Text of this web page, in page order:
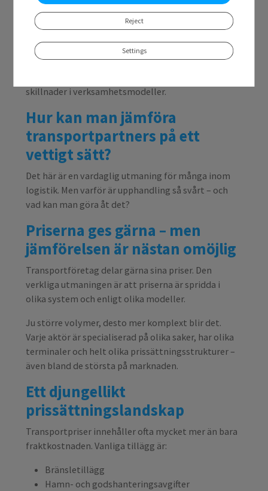
flera offerter för samma tjänst, men i olika format.
Det är inte så konstigt – varje transportföretag har
skillnader i verksamhetsmodeller.
Hur kan man jämföra
transportpartners på ett
vettigt sätt?
Det här är en vardaglig utmaning för många inom
logistik. Men varför är upphandling så svårt – och
vad kan man göra åt det?
Priserna ges gärna – men
jämförelsen är nästan omöjlig
Transportföretag delar gärna sina priser. Den
verkliga utmaningen är att priserna är spridda i
olika system och enligt olika modeller.
Ju större volymer, desto mer komplext blir det.
Varje aktör är specialiserad på olika saker, har olika
terminaler och helt olika prissättningsstrukturer –
även bland de största på marknaden.
Ett djungellikt
prissättningslandskap
Transportpriser innehåller ofta mycket mer än bara
fraktkostnaden. Vanliga tillägg är:
Bränsletillägg
Hamn- och godshanteringsavgifter
Reject
Settings